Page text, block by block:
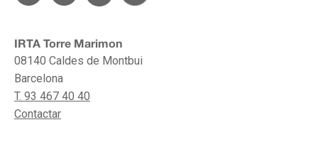
IRTA Torre Marimon
08140 Caldes de Montbui
Barcelona
T. 93 467 40 40
Contactar